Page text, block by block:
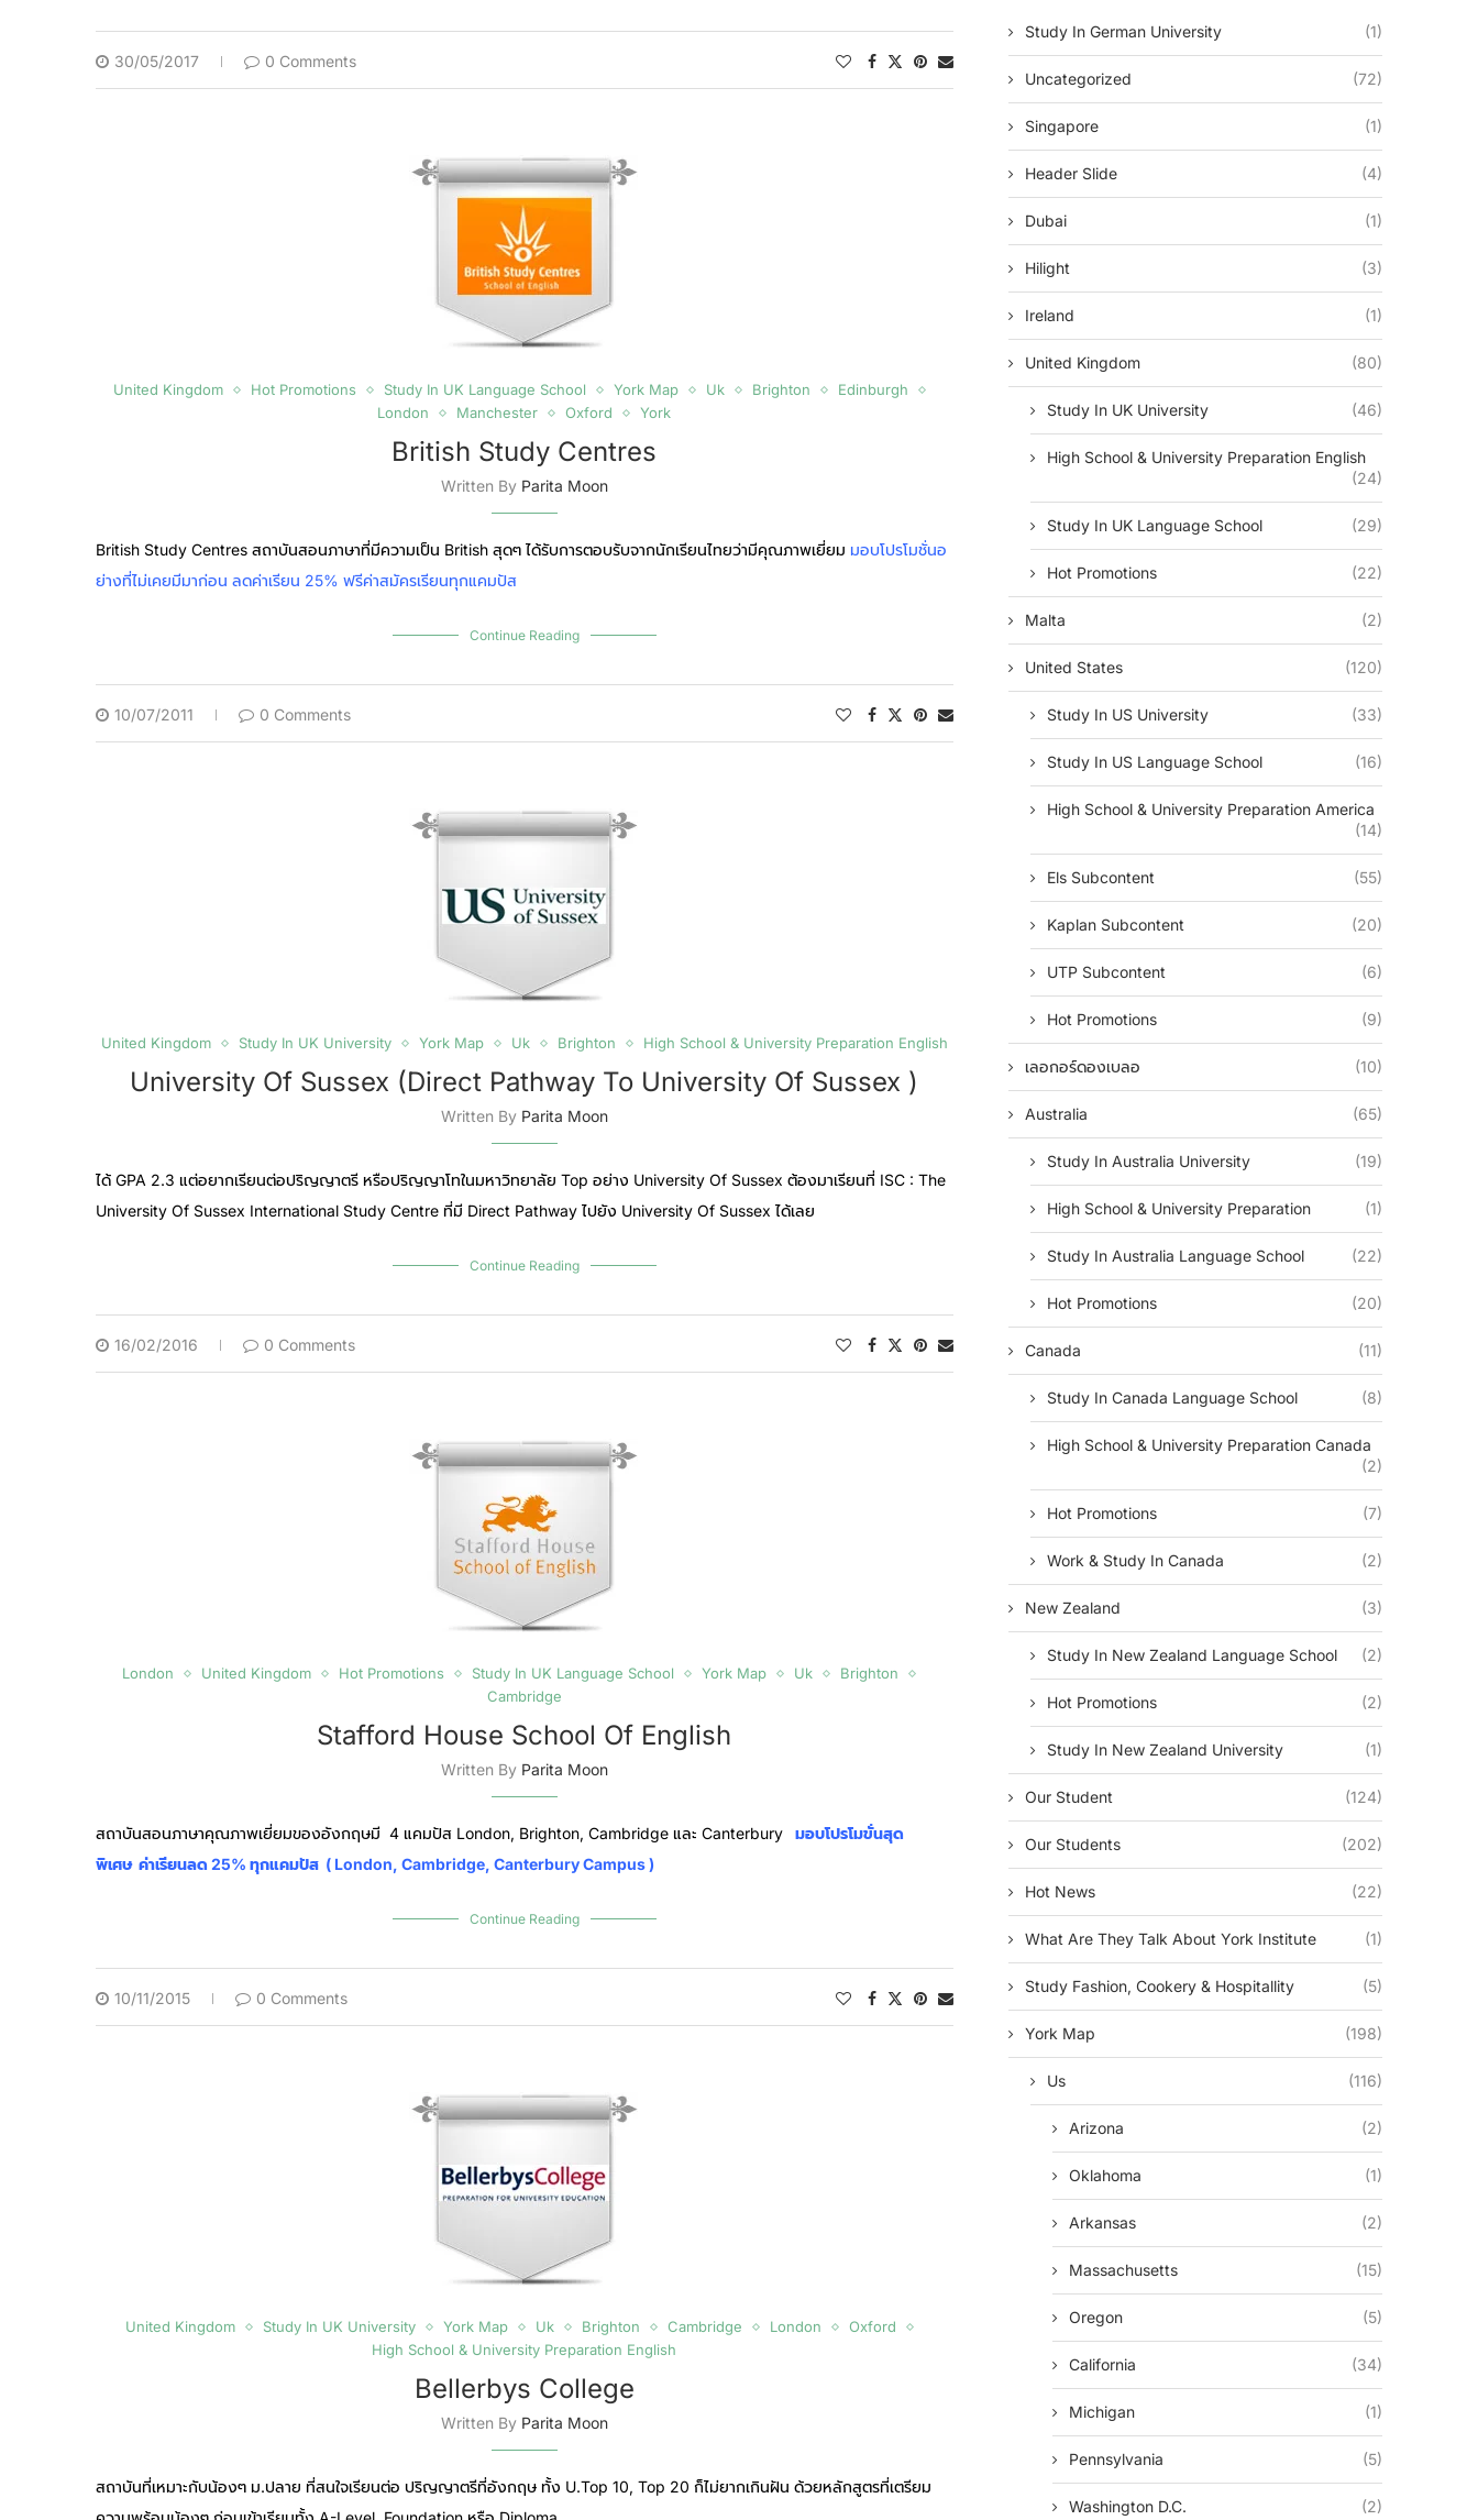
30/05/2017 0 Comments
United Kingdom Hot Promotions Study In UK Language School York Map Uk Brighton
Edinburgh
London
Manchester Oxford York
British Study Centres
Written By Parita Moon
British Study Centres สถาบันสอนภาษาที่มีความเป็น British สุดๆ ได้รับการตอบรับจากนักเรียนไทยว่ามีคุณภาพเยี่ยม มอบโปรโมชั่นอ
ย่างที่ไม่เคยมีมาก่อน ลดค่าเรียน 25% ฟรีค่าสมัครเรียนทุกแคมปัส
Continue Reading
10/07/2011 0 Comments
United Kingdom Study In UK University York Map Uk Brighton High School & University Preparation English
University Of Sussex (Direct Pathway To University Of Sussex )
Written By Parita Moon
ได้ GPA 2.3 แต่อยากเรียนต่อปริญญาตรี หรือปริญญาโทในมหาวิทยาลัย Top อย่าง University Of Sussex ต้องมาเรียนที่ ISC : The
University Of Sussex International Study Centre ที่มี Direct Pathway ไปยัง University Of Sussex ได้เลย
Continue Reading
16/02/2016 0 Comments
London United Kingdom Hot Promotions Study In UK Language School York Map Uk
Brighton
Cambridge
Stafford House School Of English
Written By Parita Moon
สถาบันสอนภาษาคุณภาพเยี่ยมของอังกฤษมี 4 แคมปัส London, Brighton, Cambridge และ Canterbury
มอบโปรโมขั่นสุด
พิเศษ ค่าเรียนลด 25% ทุกแคมปัส ( London, Cambridge, Canterbury Campus )
Continue Reading
10/11/2015 0 Comments
United Kingdom Study In UK University York Map Uk Brighton Cambridge London
Oxford
High School & University Preparation English
Bellerbys College
Written By Parita Moon
สถาบันที่เหมาะกับน้องๆ ม.ปลาย ที่สนใจเรียนต่อ ปริญญาตรีที่อังกฤษ ทั้ง U.Top 10, Top 20 ก็ไม่ยากเกินฝัน ด้วยหลักสูตรที่เตรียม
Study In German University (1)
Uncategorized (72)
Singapore (1)
Header Slide (4)
Dubai (1)
Hilight (3)
Ireland (1)
United Kingdom (80)
Study In UK University (46)
High School & University Preparation English
(24)
Study In UK Language School (29)
Hot Promotions (22)
Malta (2)
United States (120)
Study In US University (33)
Study In US Language School (16)
High School & University Preparation America
(14)
Els Subcontent (55)
Kaplan Subcontent (20)
UTP Subcontent (6)
Hot Promotions (9)
เลอกอร์ดองเบลอ (10)
Australia (65)
Study In Australia University (19)
High School & University Preparation (1)
Study In Australia Language School (22)
Hot Promotions (20)
Canada (11)
Study In Canada Language School (8)
High School & University Preparation Canada
(2)
Hot Promotions (7)
Work & Study In Canada (2)
New Zealand (3)
Study In New Zealand Language School (2)
Hot Promotions (2)
Study In New Zealand University (1)
Our Student (124)
Our Students (202)
Hot News (22)
What Are They Talk About York Institute (1)
Study Fashion, Cookery & Hospitallity (5)
York Map (198)
Us (116)
Arizona (2)
Oklahoma (1)
Arkansas (2)
Massachusetts (15)
Oregon (5)
California (34)
Michigan (1)
Pennsylvania (5)
Washington D.c. (2)